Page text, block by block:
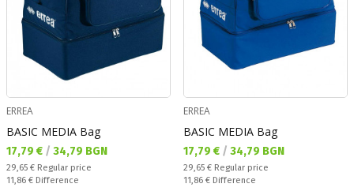
ERREA
BASIC MEDIA Bag
Текуща цена:
17,79 € / 34,79 BGN
Regular price:
29,65 € Regular price
Спестявате:
11,86 € Difference
ERREA
BASIC MEDIA Bag
Текуща цена:
17,79 € / 34,79 BGN
Regular price:
29,65 € Regular price
Спестявате:
11,86 € Difference